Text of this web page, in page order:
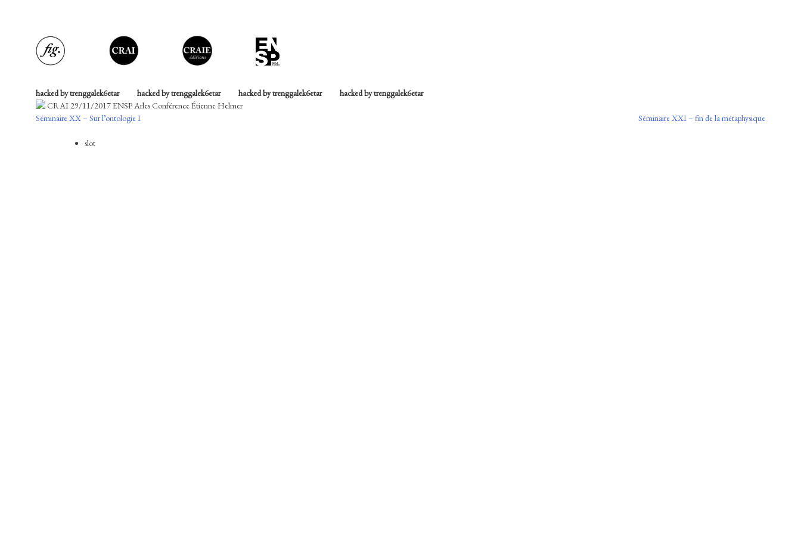
Skip
to
content
hacked by trenggalek6etar hacked by trenggalek6etar hacked by trenggalek6etar
hacked by trenggalek6etar
CRAI 29/11/2017 ENSP Arles Conférence Étienne Helmer
Conférence du philosophe Étienne Helmer,
Navigation
Séminaire XX – Sur l’ontologie I Séminaire XXI – fin de la métaphysique
slot